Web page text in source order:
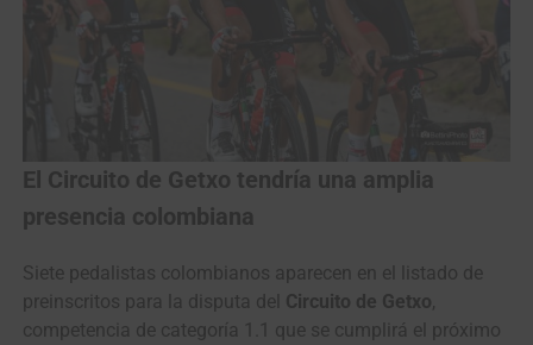
El Circuito de Getxo tendría una amplia
presencia colombiana
Siete pedalistas colombianos aparecen en el listado de
preinscritos para la disputa del Circuito de Getxo,
competencia de categoría 1.1 que se cumplirá el próximo